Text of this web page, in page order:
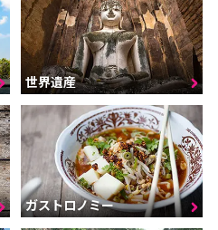
世界遺産
ガストロノミー